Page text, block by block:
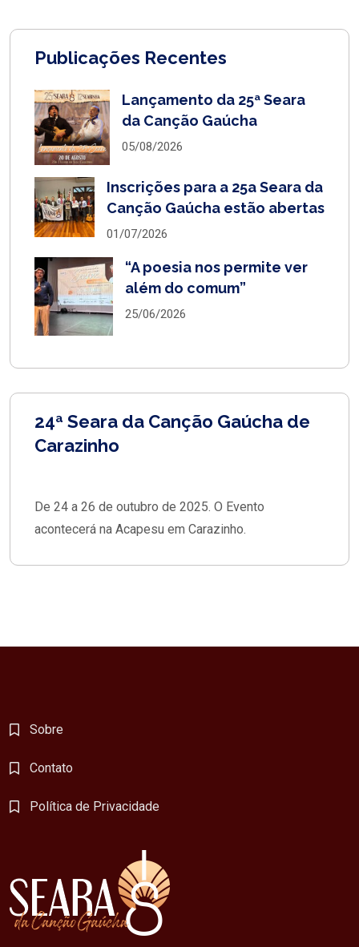
Publicações Recentes
Lançamento da 25ª Seara
da Canção Gaúcha
05/08/2026
Inscrições para a 25a Seara da
Canção Gaúcha estão abertas
01/07/2026
“A poesia nos permite ver
além do comum”
25/06/2026
24ª Seara da Canção Gaúcha de
Carazinho
De 24 a 26 de outubro de 2025. O Evento
acontecerá na Acapesu em Carazinho.
Sobre
Contato
Política de Privacidade